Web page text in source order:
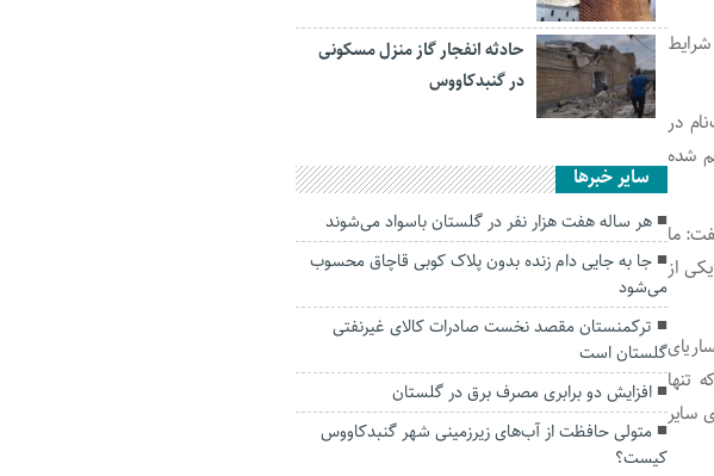
در
شده
ما
از
تنها
سایر
حادثه انفجار گاز منزل مسکونی
در گنبدکاووس
سایر خبرها
هر ساله هفت هزار نفر در گلستان باسواد می‌شوند
جا به جایی دام زنده بدون پلاک کوبی قاچاق محسوب
می‌شود
ترکمنستان مقصد نخست صادرات کالای غیرنفتی
گلستان است
افزایش دو برابری مصرف برق در گلستان
متولی حافظت از آب‌های زیرزمینی شهر گنبدکاووس
کیست؟